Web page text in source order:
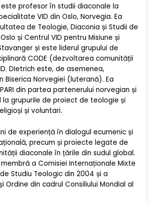
profesor în studii diaconale la
VID din Oslo, Norvegia. Ea
de Teologie, Diaconia și Studii de
și Centrul VID pentru Misiune și
și este liderul grupului de
CODE (dezvoltarea comunității
Dietrich este, de asemenea,
Biserica Norvegiei (luterană). Ea
din partea partenerului norvegian și
grupurile de proiect de teologie și
și voluntari.
de experiență în dialogul ecumenic și
precum și proiecte legate de
diaconale în țările din sudul global.
a Comisiei Internaționale Mixte
Studiu Teologic din 2004 și a
Ordine din cadrul Consiliului Mondial al